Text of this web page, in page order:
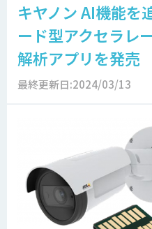
キヤノン AI機能
ード型アクセラレ
解析アプリを発売
最終更新日:2024/03/13